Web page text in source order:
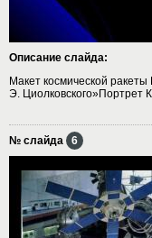
Описание слайда:
Макет космической
Э. Циолковского»Портрет
№ слайда 6